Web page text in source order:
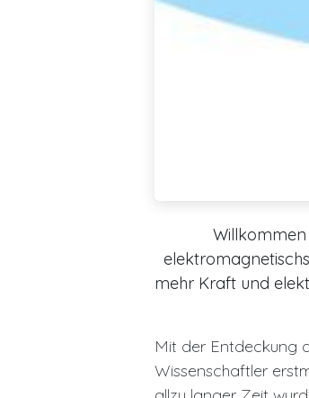
Willkommen
mehr Kraft und
Mit der Entdeckung
Wissenschaftler